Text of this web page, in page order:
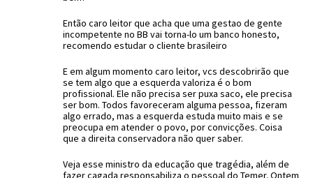
Então caro leitor que acha que uma gestao de gente
incompetente no BB vai torna-lo um banco honesto,
recomendo estudar o cliente brasileiro
E em algum momento caro leitor, vcs descobrirão que
se tem algo que a esquerda valoriza é o bom
profissional. Ele não precisa ser puxa saco, ele precisa
ser bom. Todos favoreceram alguma pessoa, fizeram
algo errado, mas a esquerda estuda muito mais e se
preocupa em atender o povo, por convicções. Coisa
que a direita conservadora não quer saber.
Veja esse ministro da educação que tragédia, além de
fazer cagada responsabiliza o pessoal do Temer. Ontem